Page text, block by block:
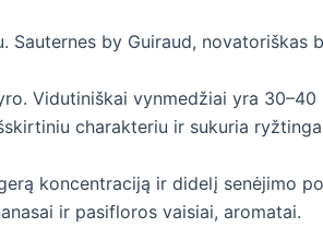
Sauternes by Guiraud, novatoriškas
Vidutiniškai vynmedžiai yra 30–40
charakteriu ir sukuria
koncentraciją ir didelį senėjimo
ir pasifloros vaisiai, aromatai.